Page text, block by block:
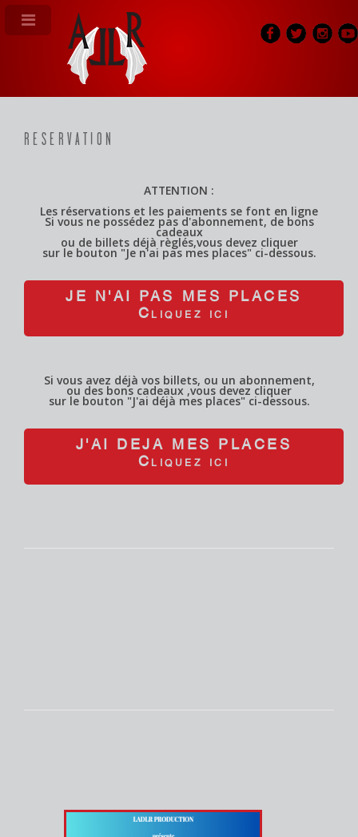
RESERVATION
ATTENTION :
Les réservations et les paiements se font en ligne
Si vous ne possédez pas d'abonnement, de bons
cadeaux
ou de billets déjà règlés,vous devez cliquer
sur le bouton "Je n'ai pas mes places" ci-dessous.
JE N'AI PAS MES PLACES
Cliquez ici
Si vous avez déjà vos billets, ou un abonnement,
ou des bons cadeaux ,vous devez cliquer
sur le bouton "J'ai déjà mes places" ci-dessous.
J'AI DEJA MES PLACES
Cliquez ici